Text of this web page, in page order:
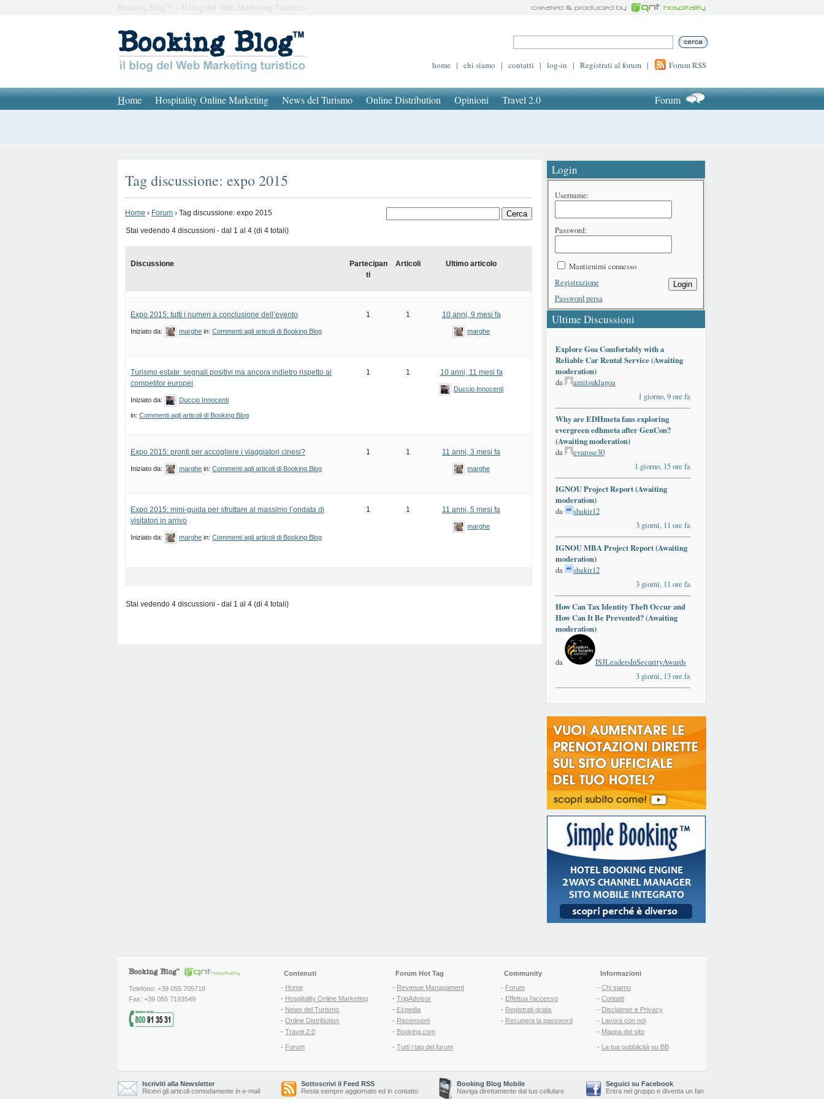
Booking Blog™ – Il blog del Web Marketing Turistico
home | chi siamo | contatti | log-in | Registrati al forum | Forum RSS
Home Hospitality Online Marketing News del Turismo Online Distribution Opinioni Travel 2.0 Forum
Tag discussione: expo 2015
Home › Forum › Tag discussione: expo 2015
Stai vedendo 4 discussioni - dal 1 al 4 (di 4 totali)
Discussione
Partecipan
ti
Articoli Ultimo articolo
Expo 2015: tutti i numeri a conclusione dell’evento
Iniziato da: marghe in: Commenti agli articoli di Booking Blog
1 1 10 anni, 9 mesi fa
marghe
Turismo estate: segnali positivi ma ancora indietro rispetto ai
competitor europei
Iniziato da: Duccio Innocenti
in: Commenti agli articoli di Booking Blog
1 1 10 anni, 11 mesi fa
Duccio Innocenti
Expo 2015: pronti per accogliere i viaggiatori cinesi?
Iniziato da: marghe in: Commenti agli articoli di Booking Blog
1 1 11 anni, 3 mesi fa
marghe
Expo 2015: mini-guida per sfruttare al massimo l’ondata di
visitatori in arrivo
Iniziato da: marghe in: Commenti agli articoli di Booking Blog
1 1 11 anni, 5 mesi fa
marghe
Stai vedendo 4 discussioni - dal 1 al 4 (di 4 totali)
Login
Username:
Password:
Mantienimi connesso
Login
Registrazione
Password persa
Ultime Discussioni
Explore Goa Comfortably with a
Reliable Car Rental Service (Awaiting
moderation)
da
amitsuklagoa
1 giorno, 9 ore fa
Why are EDHmeta fans exploring
evergreen edhmeta after GenCon?
(Awaiting moderation)
da
evarose30
1 giorno, 15 ore fa
IGNOU Project Report (Awaiting
moderation)
da
shakir12
3 giorni, 11 ore fa
IGNOU MBA Project Report (Awaiting
moderation)
da
shakir12
3 giorni, 11 ore fa
How Can Tax Identity Theft Occur and
How Can It Be Prevented? (Awaiting
moderation)
da
ISJLeadersInSecurityAwards
3 giorni, 13 ore fa
Telefono: +39 055 705718
Fax: +39 055 7193549
Contenuti
- Home
- Hospitality Online Marketing
- News del Turismo
- Online Distribution
- Travel 2.0
- Forum
Forum Hot Tag
- Revenue Managament
- TripAdvisor
- Expedia
- Recensioni
- Booking.com
- Tutti i tag del forum
Community
- Forum
- Effettua l'accesso
- Registrati gratis
- Recupera la password
Informazioni
- Chi siamo
- Contatti
- Disclaimer e Privacy
- Lavora con noi
- Mappa del sito
- La tua pubblicità su BB
Iscriviti alla Newsletter
Ricevi gli articoli comodamente in e-mail
Sottoscrivi il Feed RSS
Resta sempre aggiornato ed in contatto
Booking Blog Mobile
Naviga direttamente dal tuo cellulare
Seguici su Facebook
Entra nel gruppo e diventa un fan